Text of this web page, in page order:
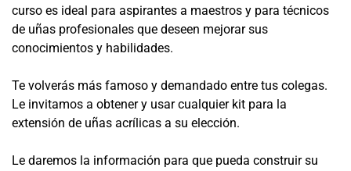
curso es ideal para aspirantes a maestros y para técnicos
de uñas profesionales que deseen mejorar sus
conocimientos y habilidades.
Te volverás más famoso y demandado entre tus colegas.
Le invitamos a obtener y usar cualquier kit para la
extensión de uñas acrílicas a su elección.
Le daremos la información para que pueda construir su